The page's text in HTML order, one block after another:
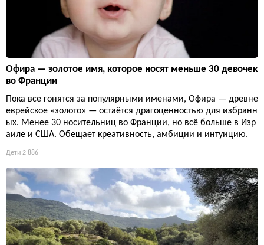
Офира — золотое имя, которое носят меньше 30 девочек
во Франции
Пока все гонятся за популярными именами, Офира — древне
еврейское «золото» — остаётся драгоценностью для избранн
ых. Менее 30 носительниц во Франции, но всё больше в Изр
аиле и США. Обещает креативность, амбиции и интуицию.
Дети 2 886